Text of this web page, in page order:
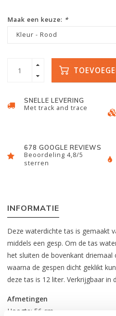
Maak een keuze: *
Kleur - Rood
SNELLE LEVERING
Met track and trace
678 GOOGLE REVIEWS
Beoordeling 4,8/5
sterren
INFORMATIE
Deze waterdichte tas is gemaakt
middels een gesp. Om de tas
het sluiten de bovenkant
waarna de gespen dicht geklikt
deze tas is 12 liter. Verkrijgbaar in
Afmetingen
Hoogte: 56 cm